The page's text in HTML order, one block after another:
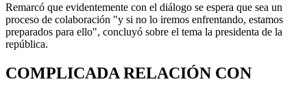
Remarcó que evidentemente con el diálogo se espera que sea un
proceso de colaboración "y si no lo iremos enfrentando, estamos
preparados para ello", concluyó sobre el tema la presidenta de la
república.
COMPLICADA RELACIÓN CON